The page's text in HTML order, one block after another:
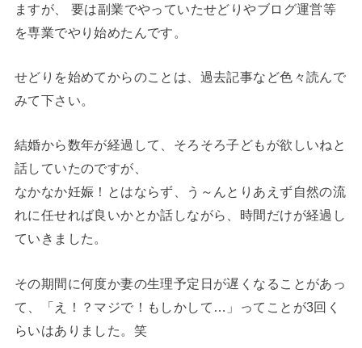
ますが、 要は副業でやっていたせどりやブログ運営等
を専業でやり始めたんです。
せどりを始めてからのことは、過去記事など色々読んで
みて下さい。
結婚から数年が経過して、そろそろ子どもが欲しいねと
話していたのですが、
なかなか妊娠！とはならず、う～んとりあえず自然の流
れに任せれば良いかとか話しながら、時間だけが経過し
ていきました。
その期間に何度か妻の生理予定日が遅くなることがあっ
て、「え！？マジで！もしかして…」ってことが3回く
らいはありました。笑